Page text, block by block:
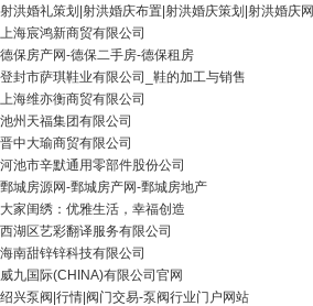
射洪婚礼策划|射洪婚庆布置|射洪婚庆策划|射洪婚庆网
上海宸鸿新商贸有限公司
德保房产网-德保二手房-德保租房
登封市萨琪鞋业有限公司_鞋的加工与销售
上海维亦衡商贸有限公司
池州天福集团有限公司
晋中大瑜商贸有限公司
河池市辛默通用零部件股份公司
鄄城房源网-鄄城房产网-鄄城房地产
大家闺绣：优雅生活，幸福创造
西湖区艺彩翻译服务有限公司
海南甜锌锌科技有限公司
威九国际(CHINA)有限公司官网
绍兴泵阀|行情|阀门交易-泵阀行业门户网站